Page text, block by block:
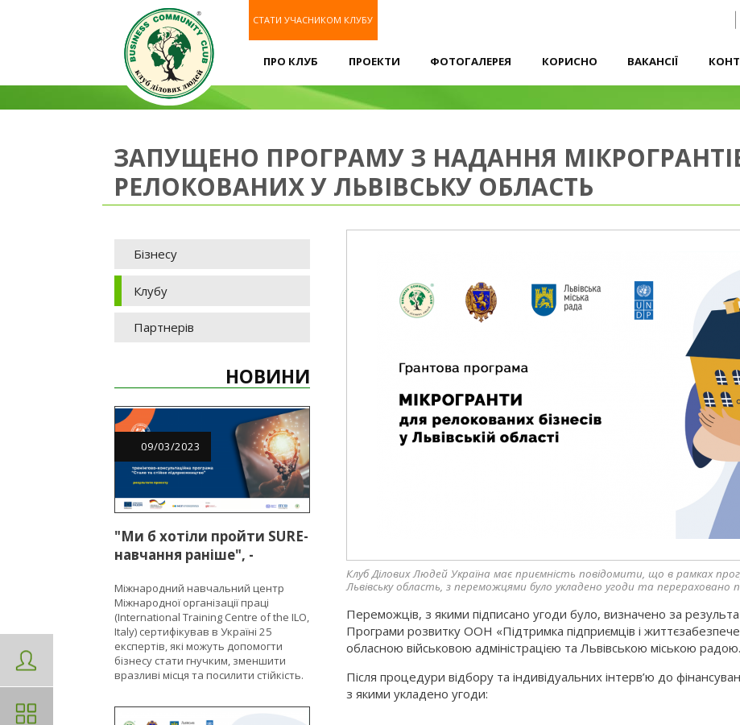
СТАТИ УЧАСНИКОМ КЛУБУ
ПРО КЛУБ ПРОЕКТИ ФОТОГАЛЕРЕЯ КОРИСНО ВАКАНСІЇ
ЗАПУЩЕНО ПРОГРАМУ З НАДАННЯ
РЕЛОКОВАНИХ У ЛЬВІВСЬКУ ОБЛАСТЬ
Бізнесу
Клубу
Партнерів
НОВИНИ
09/03/2023
"Ми б хотіли пройти SURE-
навчання раніше", -
EU4Business
Міжнародний навчальний центр
Міжнародної організації праці
(International Training Centre of the ILO,
Italy) сертифікував в Україні 25
експертів, які можуть допомогти
бізнесу стати гнучким, зменшити
вразливі місця та посилити стійкість.
Клуб Ділових Людей Україна має приємність повідомити, що в рамках
Львівську область, з переможцями було укладено угоди та
Переможців, з якими підписано угоди було, визначено за
Програми розвитку ООН «Підтримка підприємців і
обласною військовою адміністрацією та Львівською міською радою.
Після процедури відбору та індивідуальних інтерв’ю до
з якими укладено угоди: